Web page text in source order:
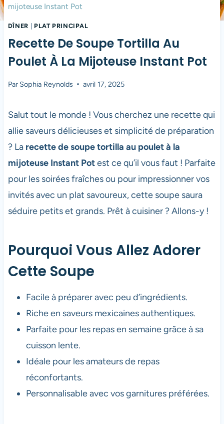
mijoteuse Instant Pot
DÎNER PLAT PRINCIPAL
Recette De Soupe Tortilla Au
Poulet À La Mijoteuse Instant Pot
Par Sophia Reynolds avril 17, 2025
Salut tout le monde ! Vous cherchez une recette qui
allie saveurs délicieuses et simplicité de préparation
? La recette de soupe tortilla au poulet à la
mijoteuse Instant Potest ce qu’il vous faut ! Parfaite
pour les soirées fraîches ou pour impressionner vos
invités avec un plat savoureux, cette soupe saura
séduire petits et grands. Prêt à cuisiner ? Allons-y !
Pourquoi Vous Allez Adorer
Cette Soupe
Facile à préparer avec peu d’ingrédients.
Riche en saveurs mexicaines authentiques.
Parfaite pour les repas en semaine grâce à sa
cuisson lente.
Idéale pour les amateurs de repas
réconfortants.
Personnalisable avec vos garnitures préférées.